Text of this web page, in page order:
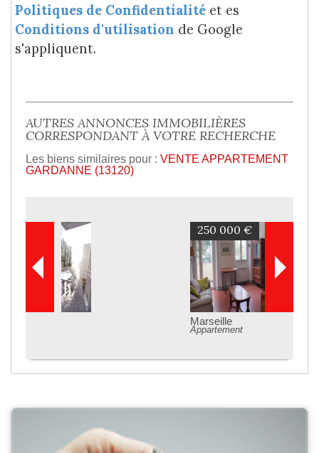
Politiques de Confidentialité et es
Conditions d'utilisation de Google
s'appliquent.
AUTRES ANNONCES IMMOBILIÈRES
CORRESPONDANT À VOTRE RECHERCHE
Les biens similaires pour : VENTE APPARTEMENT
GARDANNE (13120)